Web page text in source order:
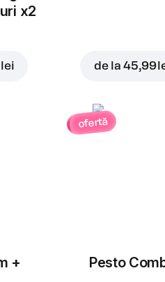
3,00 lei
x2
de la45,99
+
ofertă
Pesto